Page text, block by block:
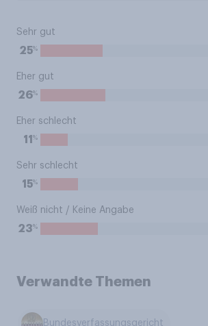
Sehr gut
25%
Eher gut
26%
Eher schlecht
11 %
Sehr schlecht
15%
Weiß nicht / Keine Angabe
23%
Verwandte Themen
Bundesverfassungsgericht